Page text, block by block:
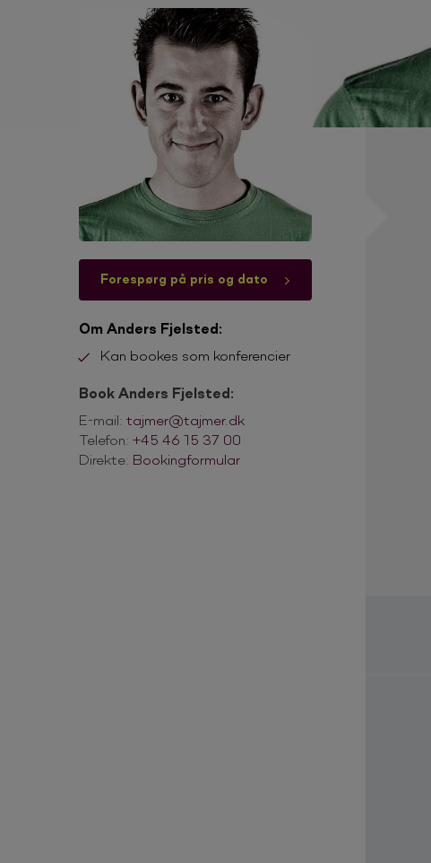
Forespørg på pris og dato
Om Anders Fjelsted:
Kan bookes som konferencier
Book Anders Fjelsted:
E-mail: tajmer@tajmer.dk
Telefon: +45 46 15 37 00
Direkte: Bookingformular